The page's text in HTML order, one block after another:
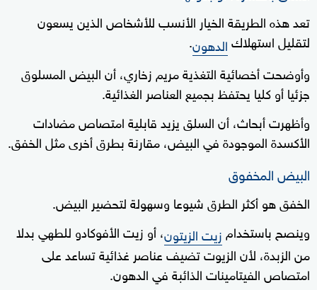
تعد هذه الطريقة الخيار الأنسب للأشخاص الذين يسعون
لتقليل استهلاكالدهون.
وأوضحت أخصائية التغذية مريم زخاري، أن البيض المسلوق
جزئيا أو كليا يحتفظ بجميع العناصر الغذائية.
وأظهرت أبحاث، أن السلق يزيد قابلية امتصاص مضادات
الأكسدة الموجودة في البيض، مقارنة بطرق أخرى مثل الخفق.
البيض المخفوق
الخفق هو أكثر الطرق شيوعا وسهولة لتحضير البيض.
وينصح باستخدام زيت الزيتون، أو زيت الأفوكادو للطهي بدلا
من الزبدة، لأن الزيوت تضيف عناصر غذائية تساعد على
امتصاص الفيتامينات الذائبة في الدهون.